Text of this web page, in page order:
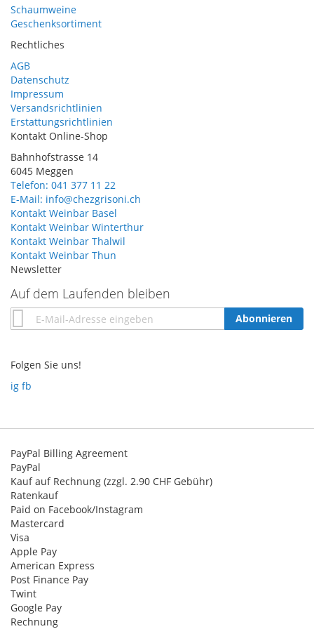
Schaumweine
Geschenksortiment
Rechtliches
AGB
Datenschutz
Impressum
Versandsrichtlinien
Erstattungsrichtlinien
Kontakt Online-Shop
Bahnhofstrasse 14
6045 Meggen
Telefon: 041 377 11 22
E-Mail: info@chezgrisoni.ch
Kontakt Weinbar Basel
Kontakt Weinbar Winterthur
Kontakt Weinbar Thalwil
Kontakt Weinbar Thun
Newsletter
Auf dem Laufenden bleiben
Annmeldung
zum
Abonnieren
Folgen Sie uns!
ig fb
PayPal Billing Agreement
PayPal
Kauf auf Rechnung (zzgl. 2.90 CHF Gebühr)
Ratenkauf
Paid on Facebook/Instagram
Mastercard
Visa
Apple Pay
American Express
Post Finance Pay
Twint
Google Pay
Rechnung